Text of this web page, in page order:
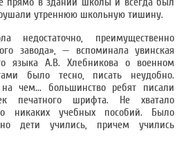
утреннюю школьную тишину.
недостаточно, преимущественно
завода», — вспоминала увинская
языка А.В. Хлебникова о военном
было тесно, писать неудобно.
чем... большинство ребят писали
печатного шрифта. Не хватало
никаких учебных пособий. Было
дети учились, причем учились